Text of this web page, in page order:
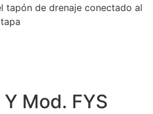
tapón de drenaje conectado al
Mod. FYS